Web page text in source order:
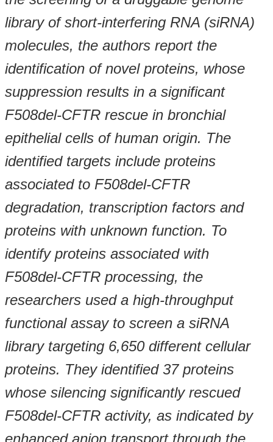
library of short-interfering RNA (siRNA)
molecules, the authors report the
identification of novel proteins, whose
suppression results in a significant
F508del-CFTR rescue in bronchial
epithelial cells of human origin. The
identified targets include proteins
associated to F508del-CFTR
degradation, transcription factors and
proteins with unknown function. To
identify proteins associated with
F508del-CFTR processing, the
researchers used a high-throughput
functional assay to screen a siRNA
library targeting 6,650 different cellular
proteins. They identified 37 proteins
whose silencing significantly rescued
F508del-CFTR activity, as indicated by